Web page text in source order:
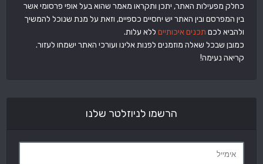
כחלק מפעילות האתר, יתכן ותקראו מאמר שהוא בעל אופי פרסומי אשר
בין המפרסם ובין האתר יש יחסיים כספיים, וזאת על מנת שנוכל להמשיך
ולהביא לכם תכנים איכותיים ללא עלות.
כמובן שבכל שאלה מוזמנים לפנות אלינו ועורכי האתר ישמחו לעזור.
קריאה נעימה!
הרשמו לניוזלטר שלנו